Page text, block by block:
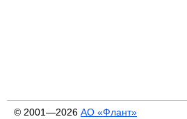
© 2001—2026 АО «Флант»